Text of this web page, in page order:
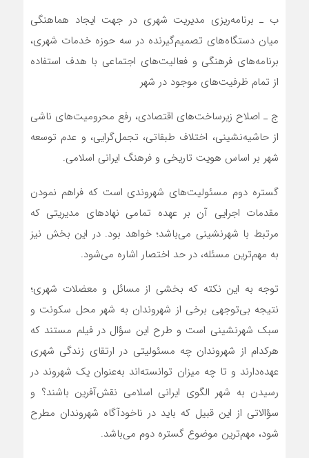
ب ـ برنامه‌ریزی مدیریت شهری در جهت ایجاد هماهنگی
میان دستگاه‌های تصمیم‌گیرنده در سه حوزه خدمات شهری،
برنامه‌های فرهنگی و فعالیت‌های اجتماعی با هدف استفاده
از تمام ظرفیت‌های موجود در شهر
ج ـ اصلاح زیرساخت‌های اقتصادی، رفع محرومیت‌های ناشی
از حاشیه‌نشینی، اختلاف طبقاتی، تجمل‌گرایی، و عدم توسعه
شهر بر اساس هویت تاریخی و فرهنگ ایرانی اسلامی.
گستره دوم مسئولیت‌های شهروندی است که فراهم نمودن
مقدمات اجرایی آن بر عهده تمامی نهادهای مدیریتی که
مرتبط با شهرنشینی می‌باشد؛ خواهد بود. در این بخش نیز
به مهم‌ترین مسئله، در حد اختصار اشاره می‌شود.
توجه به این نکته كه بخشي از مسائل و معضلات شهري؛
نتيجه بي‌توجهي برخی از شهروندان به شهر محل سكونت و
سبک شهرنشيني است و طرح این سؤال در فیلم مستند که
هرکدام از شهروندان چه مسئوليتي در ارتقاي زندگي شهري
عهد‌ه‌دارند و تا چه ميزان توانسته‌اند به‌عنوان يك شهروند در
رسیدن به شهر الگوی ایرانی اسلامی نقش‌آفرين باشند؟ و
سؤالاتی از این قبیل که بايد در ناخودآگاه شهروندان مطرح
شود، مهم‌ترین موضوع گستره دوم می‌باشد.